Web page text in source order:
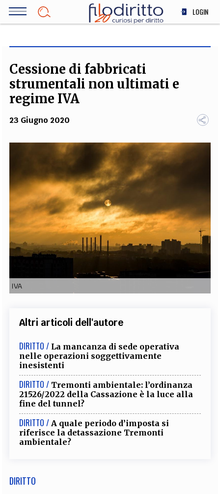
Salta
LOGIN
SOCIETÀ
MEDICINA
TEAM
FILODIRITTO REDAZIONE COMITATO SCIENTIFICO
FOTOGRAFI PARTNER COLLABORA CON NOI
EXTRA
CODICI RUBRICHE LIBRI PROCEEDINGS PUBBLICITÀ CONTATTI
SOCIAL MEDIA
Cessione di fabbricati
strumentali non ultimati e
regime IVA
23 Giugno 2020
IVA
Altri articoli dell'autore
DIRITTO / La mancanza di sede operativa
nelle operazioni soggettivamente
inesistenti
DIRITTO / Tremonti ambientale: l’ordinanza
21526/2022 della Cassazione è la luce alla
fine del tunnel?
DIRITTO / A quale periodo d’imposta si
riferisce la detassazione Tremonti
ambientale?
DIRITTO